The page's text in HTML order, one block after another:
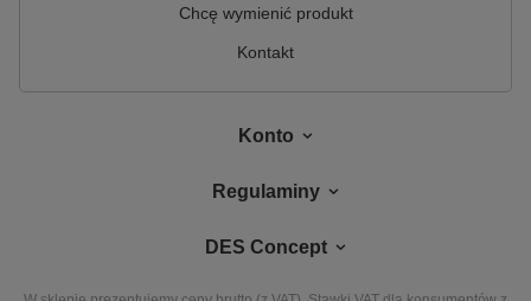
Chcę wymienić produkt
Kontakt
Konto
Regulaminy
DES Concept